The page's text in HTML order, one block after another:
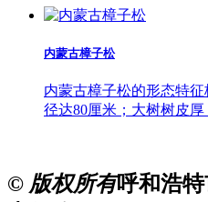
内蒙古樟子松
内蒙古樟子松的形态特
径达80厘米；大树树皮
© 版权所有呼和浩